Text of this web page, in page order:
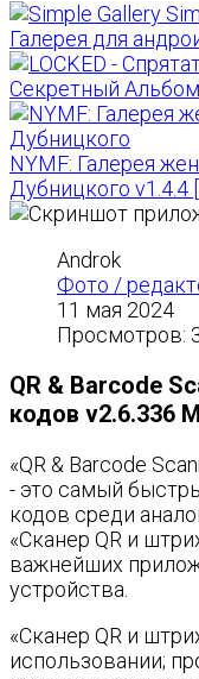
Галерея для
Секретный Альбом
NYMF: Галерея
Дубницкого v1.4.4
Androk
Фото /
11 мая 2024
Просмотров:
QR & Barcode
кодов v2.6.336
«QR & Barcode
- это самый
кодов среди
«Сканер QR и
важнейших
устройства.
«Сканер QR и
использовании;